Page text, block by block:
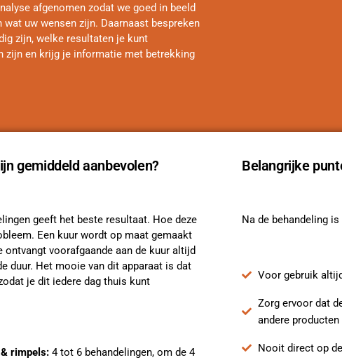
afgenomen zodat we goed in beeld
uw wensen zijn. Daarnaast bespreken
zijn, welke resultaten je kunt
zijn en krijg je informatie met betrekking
gemiddeld aanbevolen?
geeft het beste resultaat. Hoe deze
Een kuur wordt op maat gemaakt
voorafgaande aan de kuur altijd
duur. Het mooie van dit apparaat is dat
je dit iedere dag thuis kunt
rimpels: 4 tot 6 behandelingen, om de 4
Belangrijke
Na de behandeling
Voor gebruik
Zorg ervoor dat
andere
Nooit direct op